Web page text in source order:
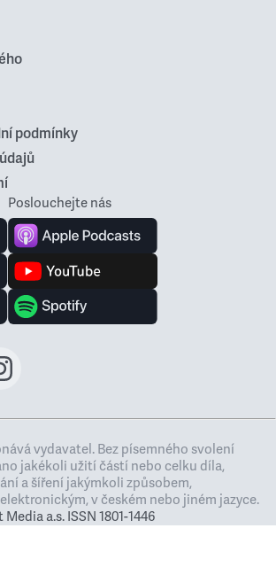
podmínky
Poslouchejte nás
vydavatel. Bez písemného svolení
jakékoli užití částí nebo celku díla,
a šíření jakýmkoli způsobem,
v českém nebo jiném jazyce.
a.s. ISSN 1801-1446